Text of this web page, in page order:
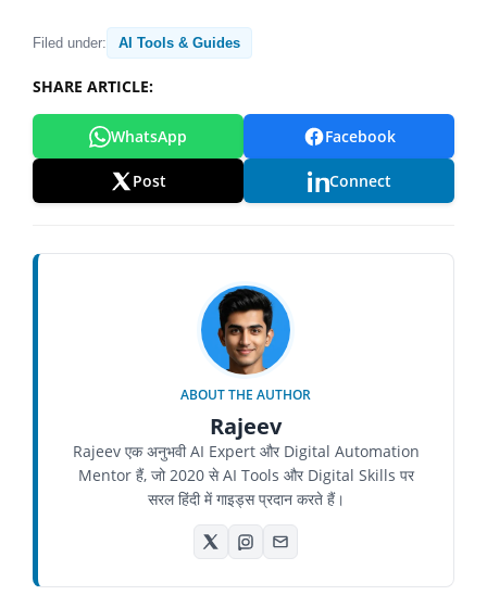
Filed under: AI Tools & Guides
SHARE ARTICLE:
WhatsApp Facebook
Post Connect
ABOUT THE AUTHOR
Rajeev
Rajeev एक अनुभवी AI Expert और Digital Automation
Mentor हैं, जो 2020 से AI Tools और Digital Skills पर
सरल हिंदी में गाइड्स प्रदान करते हैं।